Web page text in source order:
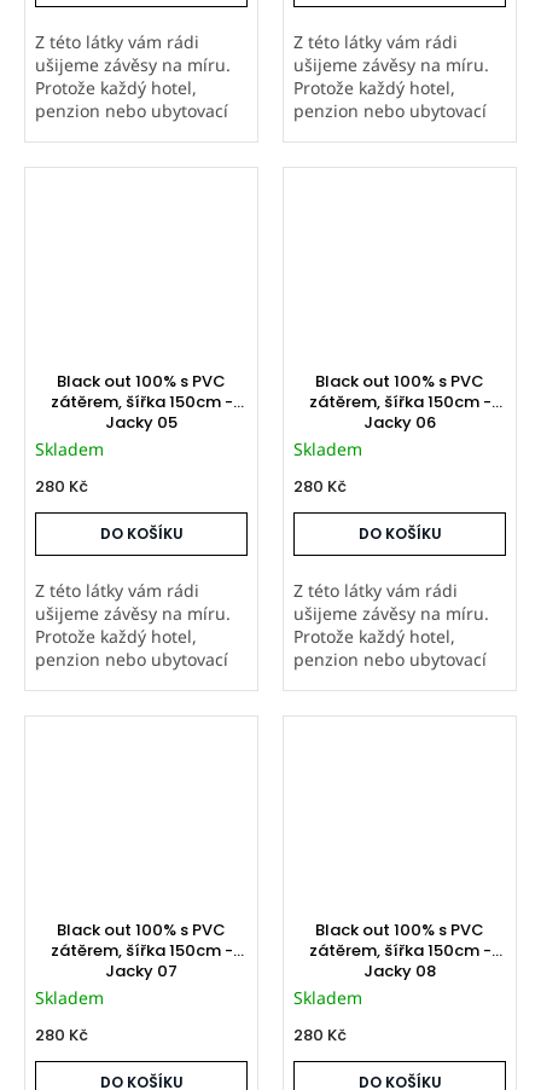
Z této látky vám rádi
ušijeme závěsy na míru.
Protože každý hotel,
penzion nebo ubytovací
Z této látky vám rádi
ušijeme závěsy na míru.
Protože každý hotel,
penzion nebo ubytovací
Black out 100% s PVC
zátěrem, šířka 150cm -
Jacky 05
Skladem
280 Kč
DO KOŠÍKU
Z této látky vám rádi
ušijeme závěsy na míru.
Protože každý hotel,
penzion nebo ubytovací
Black out 100% s PVC
zátěrem, šířka 150cm -
Jacky 06
Skladem
280 Kč
DO KOŠÍKU
Z této látky vám rádi
ušijeme závěsy na míru.
Protože každý hotel,
penzion nebo ubytovací
Black out 100% s PVC
zátěrem, šířka 150cm -
Jacky 07
Skladem
280 Kč
DO KOŠÍKU
Black out 100% s PVC
zátěrem, šířka 150cm -
Jacky 08
Skladem
280 Kč
DO KOŠÍKU